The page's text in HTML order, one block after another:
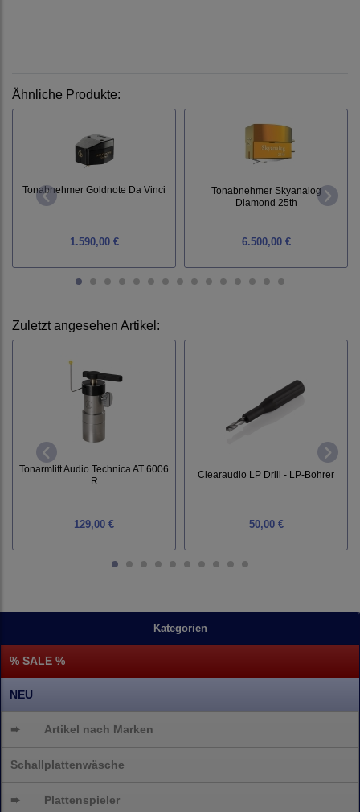
Kategorien
% SALE %
NEU
➨ Artikel nach Marken
Schallplattenwäsche
➨ Plattenspieler
Ähnliche Produkte:
Tonabnehmer Goldnote Da Vinci
1.590,00 €
Tonabnehmer Skyanalog
Diamond 25th
6.500,00 €
Zuletzt angesehen Artikel:
Tonarmlift Audio Technica AT 6006
R
129,00 €
Clearaudio LP Drill - LP-Bohrer
50,00 €